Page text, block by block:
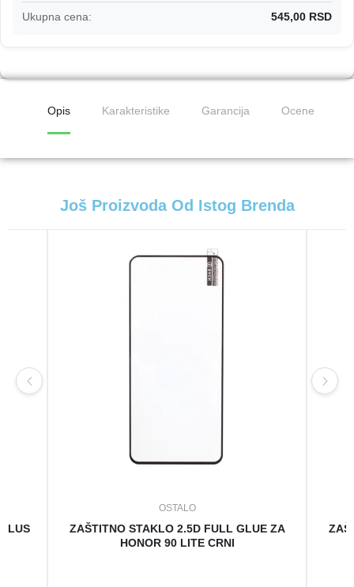
Ukupna cena: 545,00 RSD
Opis Karakteristike Garancija Ocene
Još Proizvoda Od Istog Brenda
OSTALO
ZAŠTITNO STAKLO 2.5D FULL GLUE ZA
HONOR 90 LITE CRNI